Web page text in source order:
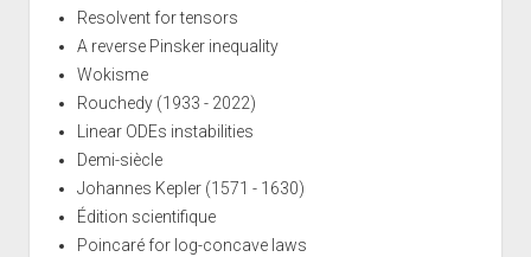
Resolvent for tensors
A reverse Pinsker inequality
Wokisme
Rouchedy (1933 - 2022)
Linear ODEs instabilities
Demi-siècle
Johannes Kepler (1571 - 1630)
Édition scientifique
Poincaré for log-concave laws